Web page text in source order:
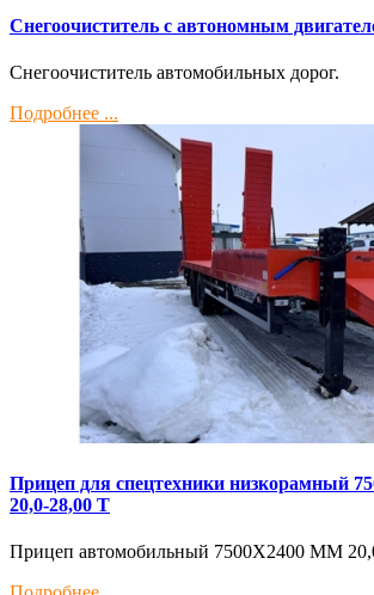
Снегоочиститель с автономным
Снегоочиститель автомобильных дорог.
Подробнее ...
Прицеп для спецтехники низкорамный
20,0-28,00 Т
Прицеп автомобильный 7500Х2400 ММ